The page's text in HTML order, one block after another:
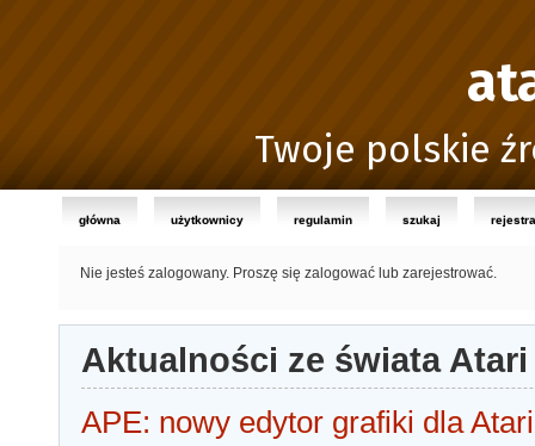
Twoje polskie
główna użytkownicy regulamin szukaj
Nie jesteś zalogowany. Proszę się zalogować lub zarejestrować.
Aktualności ze świata Atari
APE: nowy edytor grafiki dla Atari